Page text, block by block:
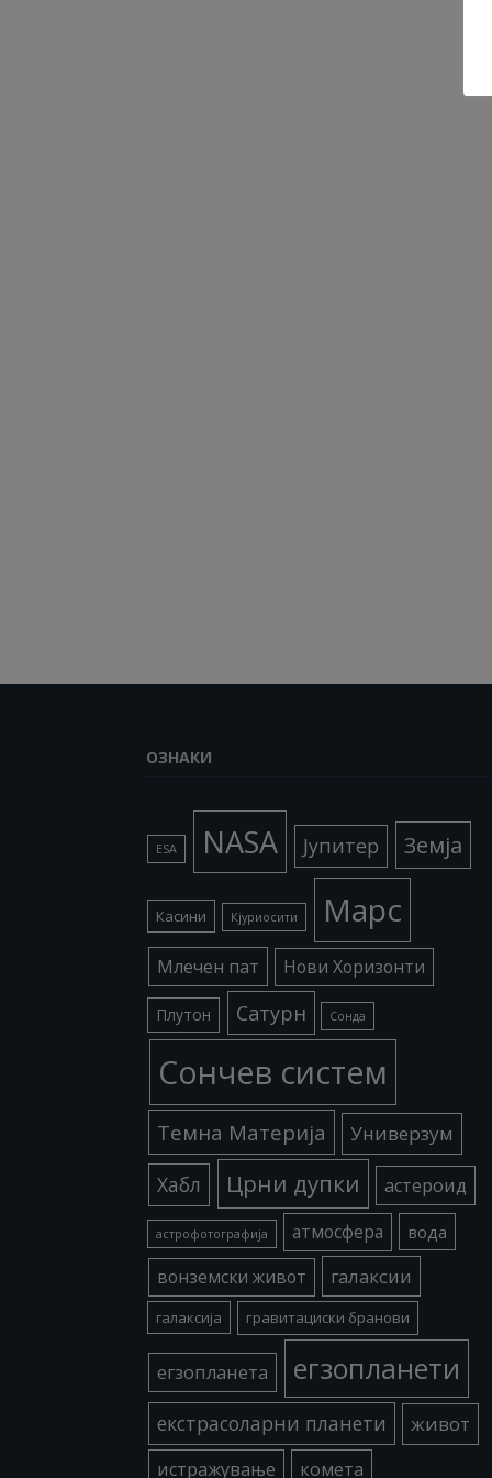
ОЗНАКИ
ESA NASA Јупитер Земја
Касини Кјуриосити Марс
Млечен пат Нови Хоризонти
Плутон Сатурн Сонда
Сончев систем
Темна Материја Универзум
Хабл Црни дупки астероид
астрофотографија атмосфера вода
вонземски живот галаксии
галаксија гравитациски бранови
егзопланета егзопланети
екстрасоларни планети живот
истражување комета